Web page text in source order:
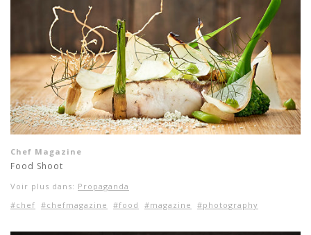
Chef Magazine
Food Shoot
Voir plus dans: Propaganda
#chef #chefmagazine #food #magazine #photography